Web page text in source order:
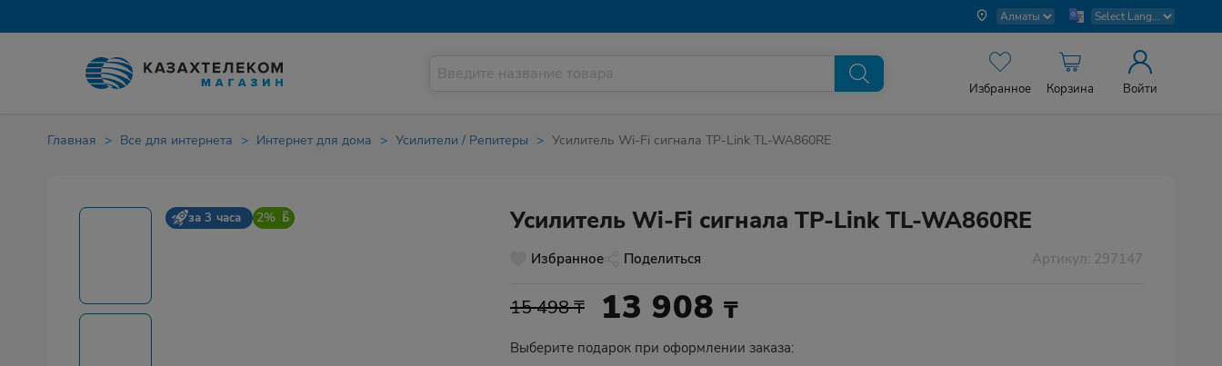
Избранное Корзина Войти
Главная Все для интернета Интернет для дома Усилители / Репитеры Усилитель Wi-Fi сигнала TP-Link TL-WA860RE
за 3 часа 2% Усилитель Wi-Fi сигнала TP-Link TL-WA860RE
Избранное Поделиться Артикул: 297147
15 498 ₸ 13 908₸
Выберите подарок при оформлении заказа: